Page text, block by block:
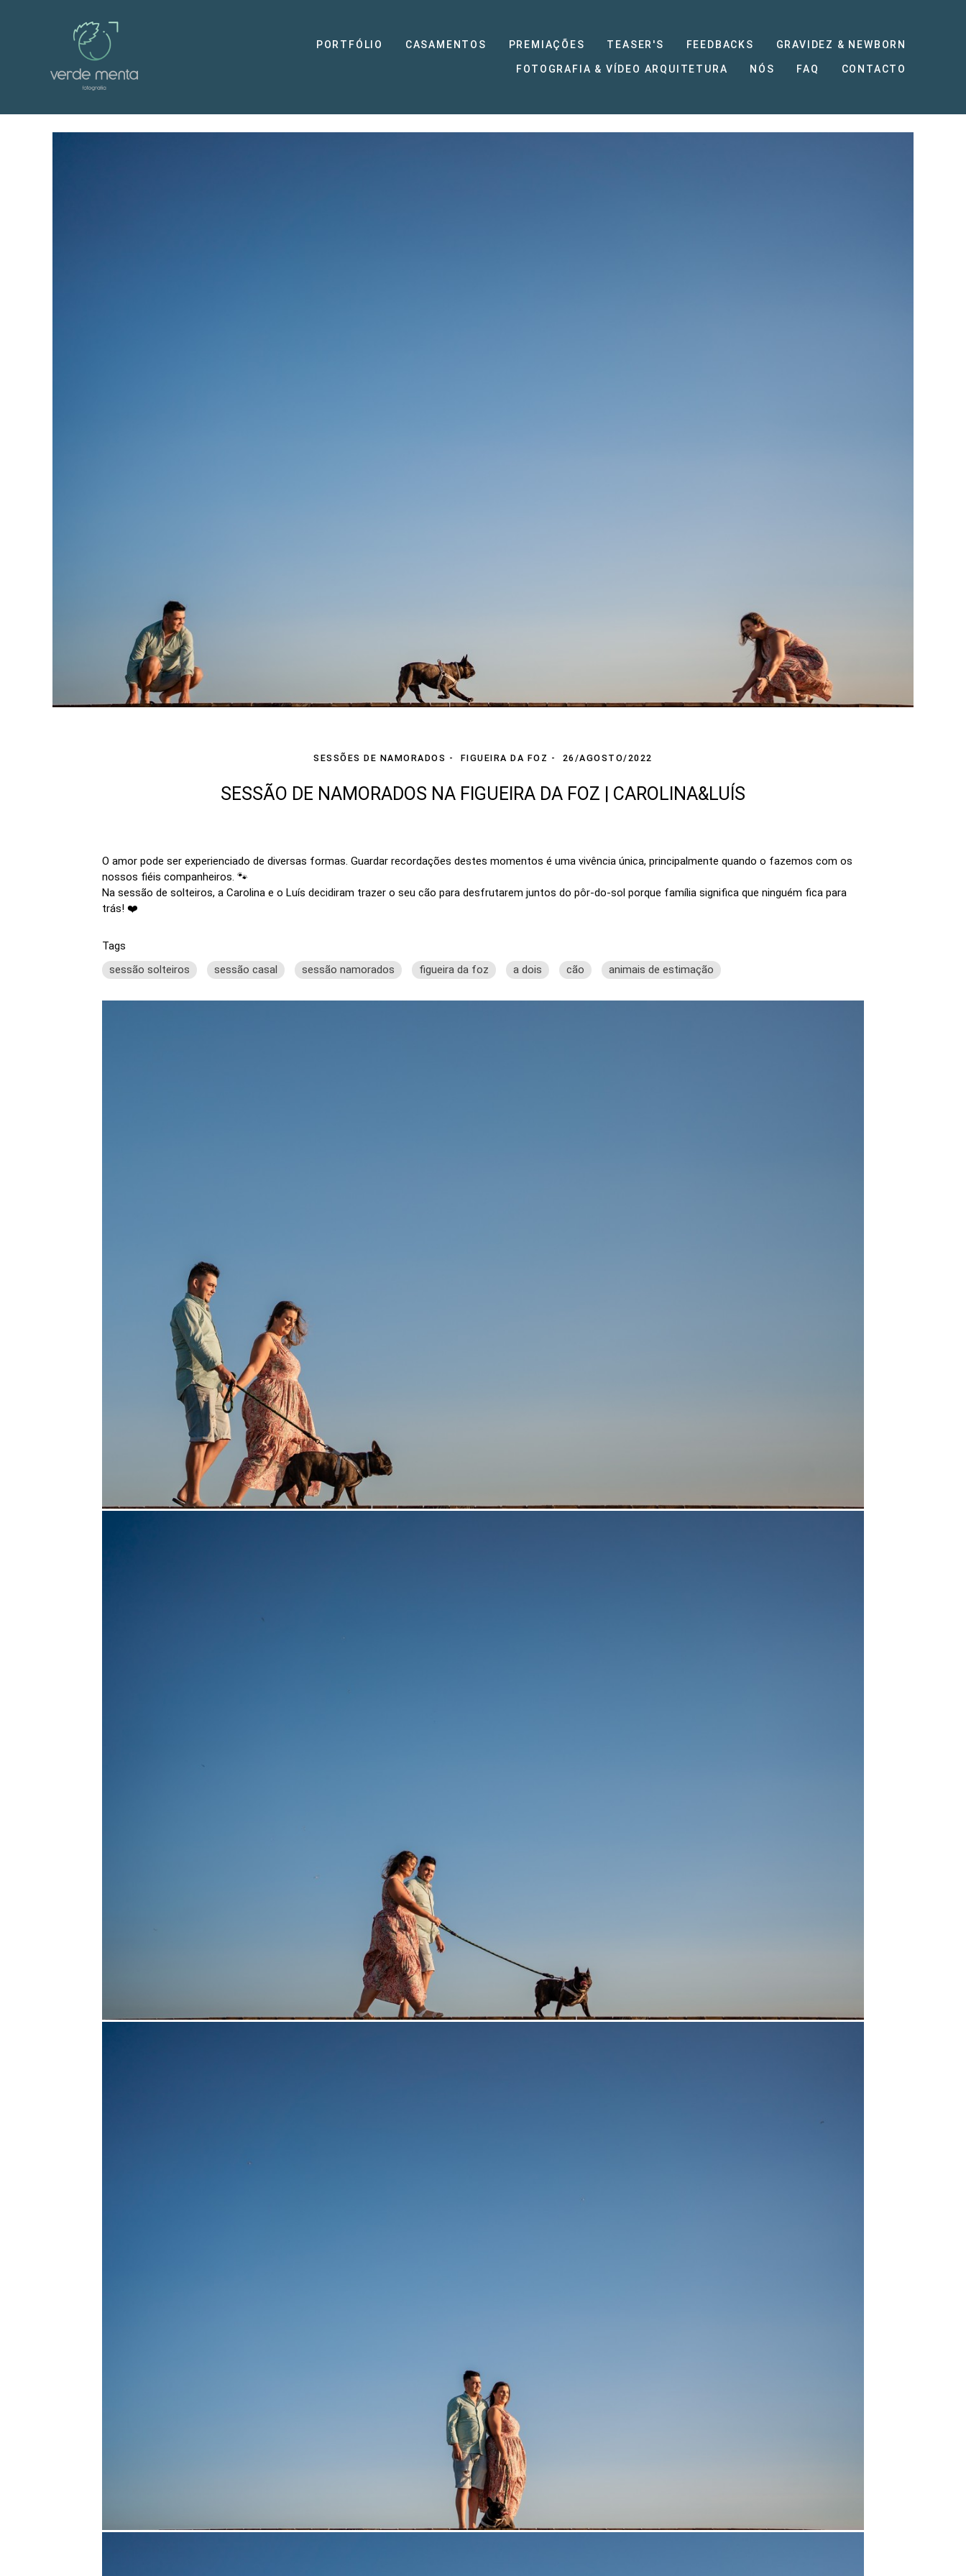
PORTFÓLIO CASAMENTOS PREMIAÇÕES TEASER'S FEEDBACKS GRAVIDEZ & NEWBORN
FOTOGRAFIA & VÍDEO ARQUITETURA NÓS FAQ CONTACTO
SESSÕES DE NAMORADOS FIGUEIRA DA FOZ 26/AGOSTO/2022
SESSÃO DE NAMORADOS NA FIGUEIRA DA FOZ | CAROLINA&LUÍS
O amor pode ser experienciado de diversas formas. Guardar recordações destes momentos é uma vivência única, principalmente quando o fazemos com os
nossos fiéis companheiros. 🐾
Na sessão de solteiros, a Carolina e o Luís decidiram trazer o seu cão para desfrutarem juntos do pôr-do-sol porque família significa que ninguém fica para
trás! ❤️
Tags
sessão solteiros
sessão casal sessão namorados figueira da foz a dois cão animais de estimação